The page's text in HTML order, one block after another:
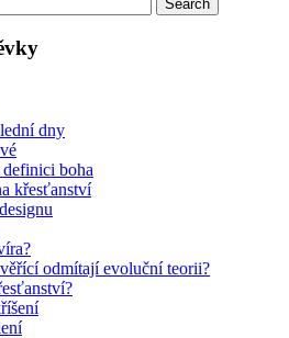
dny
boha
křesťanství
odmítají evoluční teorii?